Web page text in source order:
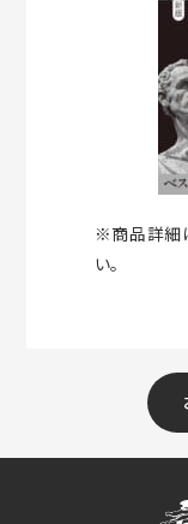
※商品詳細
い。